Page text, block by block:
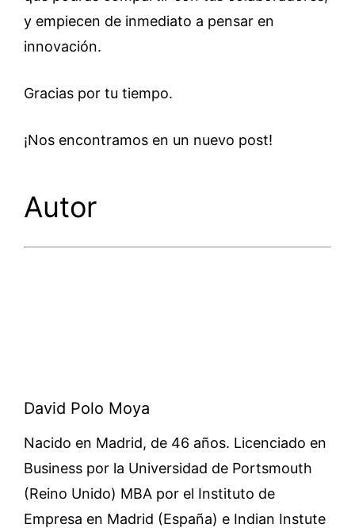
y empiecen de inmediato a pensar en
innovación.
Gracias por tu tiempo.
¡Nos encontramos en un nuevo post!
Autor
David Polo Moya
Nacido en Madrid, de 46 años. Licenciado en
Business por la Universidad de Portsmouth
(Reino Unido) MBA por el Instituto de
Empresa en Madrid (España) e Indian Instute